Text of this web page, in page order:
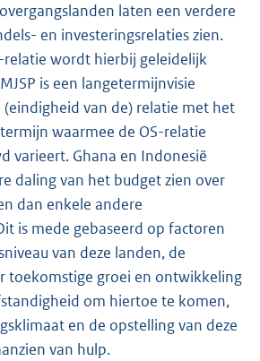
overgangslanden laten een verdere
en investeringsrelaties zien.
relatie wordt hierbij geleidelijk
is een langetermijnvisie
(eindigheid van de) relatie met het
waarmee de OS-relatie
varieert. Ghana en Indonesië
daling van het budget zien over
dan enkele andere
is mede gebaseerd op factoren
van deze landen, de
toekomstige groei en ontwikkeling
om hiertoe te komen,
en de opstelling van deze
van hulp.